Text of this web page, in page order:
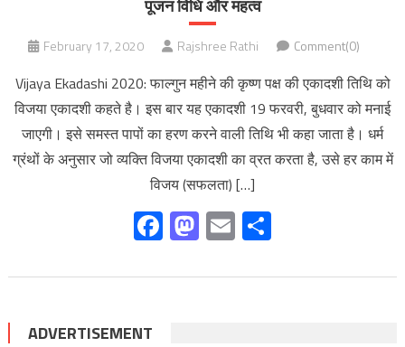
पूजन विधि और महत्व
February 17, 2020 Rajshree Rathi Comment(0)
Vijaya Ekadashi 2020: फाल्गुन महीने की कृष्ण पक्ष की एकादशी तिथि को
विजया एकादशी कहते है। इस बार यह एकादशी 19 फरवरी, बुधवार को मनाई
जाएगी। इसे समस्त पापों का हरण करने वाली तिथि भी कहा जाता है। धर्म
ग्रंथों के अनुसार जो व्यक्ति विजया एकादशी का व्रत करता है, उसे हर काम में
विजय (सफलता) […]
Facebook
Mastodon
Email
ADVERTISEMENT